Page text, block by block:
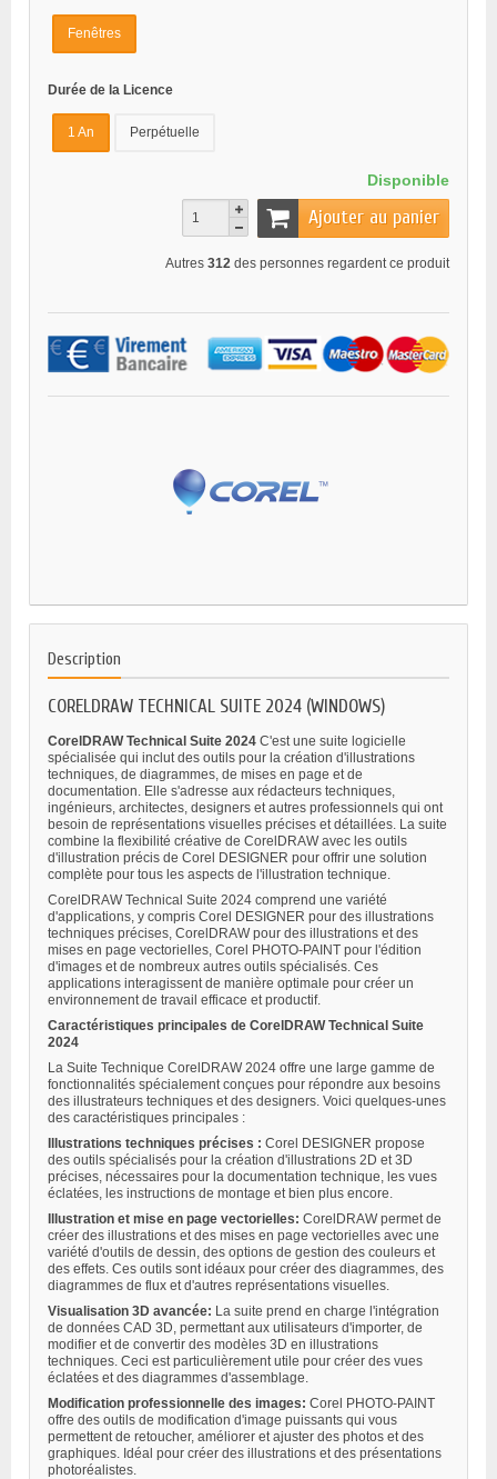
Fenêtres
Durée de la Licence
1 An Perpétuelle
Disponible
Ajouter au panier
Autres 312 des personnes regardent ce produit
Description
CORELDRAW TECHNICAL SUITE 2024 (WINDOWS)
CorelDRAW Technical Suite 2024 C'est une suite logicielle
spécialisée qui inclut des outils pour la création d'illustrations
techniques, de diagrammes, de mises en page et de
documentation. Elle s'adresse aux rédacteurs techniques,
ingénieurs, architectes, designers et autres professionnels qui ont
besoin de représentations visuelles précises et détaillées. La suite
combine la flexibilité créative de CorelDRAW avec les outils
d'illustration précis de Corel DESIGNER pour offrir une solution
complète pour tous les aspects de l'illustration technique.
CorelDRAW Technical Suite 2024 comprend une variété
d'applications, y compris Corel DESIGNER pour des illustrations
techniques précises, CorelDRAW pour des illustrations et des
mises en page vectorielles, Corel PHOTO-PAINT pour l'édition
d'images et de nombreux autres outils spécialisés. Ces
applications interagissent de manière optimale pour créer un
environnement de travail efficace et productif.
Caractéristiques principales de CorelDRAW Technical Suite
2024
La Suite Technique CorelDRAW 2024 offre une large gamme de
fonctionnalités spécialement conçues pour répondre aux besoins
des illustrateurs techniques et des designers. Voici quelques-unes
des caractéristiques principales :
Illustrations techniques précises : Corel DESIGNER propose
des outils spécialisés pour la création d'illustrations 2D et 3D
précises, nécessaires pour la documentation technique, les vues
éclatées, les instructions de montage et bien plus encore.
Illustration et mise en page vectorielles: CorelDRAW permet de
créer des illustrations et des mises en page vectorielles avec une
variété d'outils de dessin, des options de gestion des couleurs et
des effets. Ces outils sont idéaux pour créer des diagrammes, des
diagrammes de flux et d'autres représentations visuelles.
Visualisation 3D avancée: La suite prend en charge l'intégration
de données CAD 3D, permettant aux utilisateurs d'importer, de
modifier et de convertir des modèles 3D en illustrations
techniques. Ceci est particulièrement utile pour créer des vues
éclatées et des diagrammes d'assemblage.
Modification professionnelle des images: Corel PHOTO-PAINT
offre des outils de modification d'image puissants qui vous
permettent de retoucher, améliorer et ajuster des photos et des
graphiques. Idéal pour créer des illustrations et des présentations
photoréalistes.